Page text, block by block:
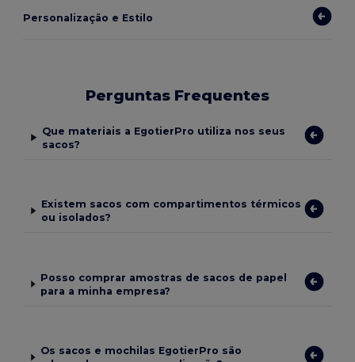
Personalização e Estilo
Perguntas Frequentes
Que materiais a EgotierPro utiliza nos seus
sacos?
Existem sacos com compartimentos térmicos
ou isolados?
Posso comprar amostras de sacos de papel
para a minha empresa?
Os sacos e mochilas EgotierPro são